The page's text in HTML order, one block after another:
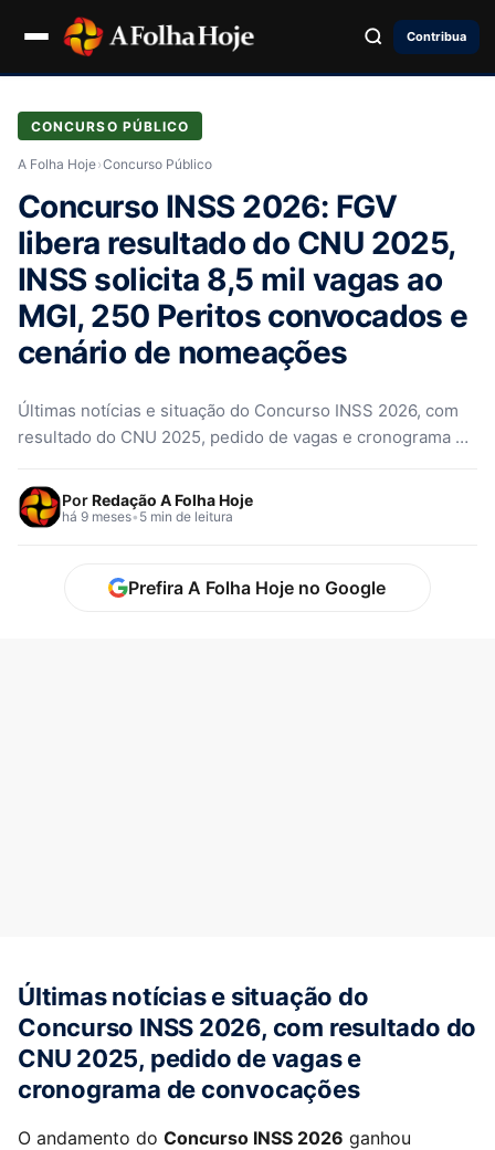
Contribua
CONCURSO PÚBLICO
A Folha Hoje›Concurso Público
Concurso INSS 2026: FGV
libera resultado do CNU 2025,
INSS solicita 8,5 mil vagas ao
MGI, 250 Peritos convocados e
cenário de nomeações
Últimas notícias e situação do Concurso INSS 2026, com
resultado do CNU 2025, pedido de vagas e cronograma de
PorRedação A Folha Hoje
há 9 meses• 5 min de leitura
Prefira A Folha Hoje no Google
Últimas notícias e situação do
Concurso INSS 2026, com resultado do
CNU 2025, pedido de vagas e
cronograma de convocações
O andamento do Concurso INSS 2026 ganhou